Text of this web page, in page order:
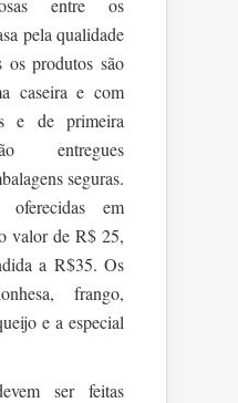
entre os
pela qualidade
os produtos são
caseira e com
e de primeira
entregues
seguras.
em
valor de R$ 25,
a R$35. Os
frango,
e a especial
ser feitas